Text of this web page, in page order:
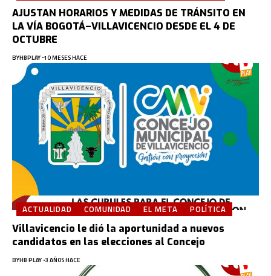
AJUSTAN HORARIOS Y MEDIDAS DE TRÁNSITO EN
LA VÍA BOGOTÁ–VILLAVICENCIO DESDE EL 4 DE
OCTUBRE
BYHBPLAY 10 MESES HACE
ACTUALIDAD COMUNIDAD EL META POLÍTICA
Villavicencio le dió la aportunidad a nuevos
candidatos en las elecciones al Concejo
BYHB PLAY 3 AÑOS HACE